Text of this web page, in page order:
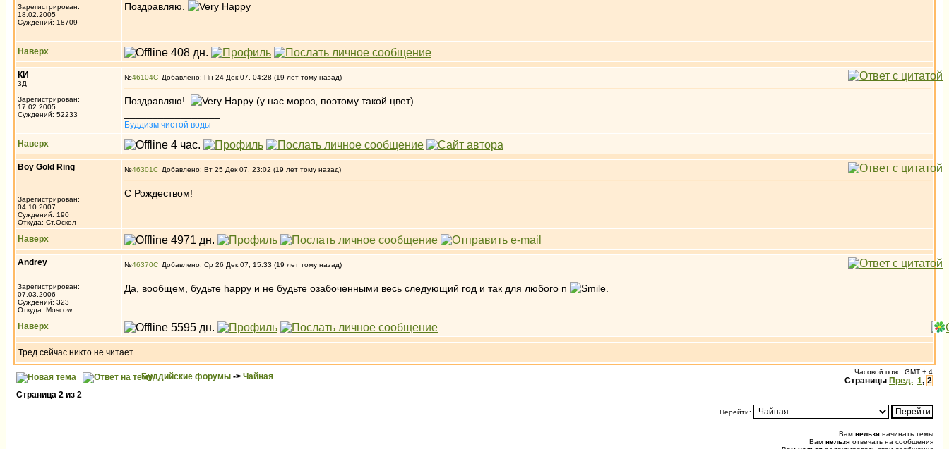
Зарегистрирован:
18.02.2005
Суждений: 18709
Поздравляю.
Наверх
КИ
3Д
Зарегистрирован:
17.02.2005
Суждений: 52233
№46104 Добавлено: Пн 24 Дек 07, 04:28 (19 лет тому назад)
Поздравляю!
(у нас мороз, поэтому такой цвет)
Буддизм чистой воды
Наверх
Boy Gold Ring
Зарегистрирован:
04.10.2007
Суждений: 190
Откуда: Ст.Оскол
№46301 Добавлено: Вт 25 Дек 07, 23:02 (19 лет тому назад)
С Рождеством!
Наверх
Andrey
Зарегистрирован:
07.03.2006
Суждений: 323
Откуда: Moscow
№46370 Добавлено: Ср 26 Дек 07, 15:33 (19 лет тому назад)
Да, вообщем, будьте happy и не будьте озабоченными весь следующий год и так для любого n
Наверх
Тред сейчас никто не читает.
Буддийские форумы -> Чайная Часовой пояс: GMT + 4
Страницы Пред. 1, 2
Страница 2 из 2
Перейти:
Вам нельзя начинать темы
Вам нельзя отвечать на сообщения